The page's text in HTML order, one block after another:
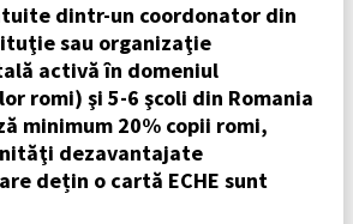
dintr-un coordonator din
sau organizaţie
activă în domeniul
romi) şi 5-6 şcoli din Romania
minimum 20% copii romi,
dezavantajate
dețin o cartă ECHE sunt